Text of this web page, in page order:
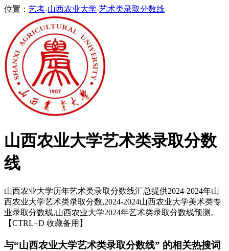
位置： 艺考-山西农业大学-艺术类录取分数线
山西农业大学艺术类录取分数
线
山西农业大学历年艺术类录取分数线汇总提供2024-2024年山
西农业大学艺术类录取分数,2024-2024山西农业大学美术类专
业录取分数线,山西农业大学2024年艺术类录取分数线预测。
【CTRL+D 收藏备用】
与“山西农业大学艺术类录取分数线” 的相关热搜词